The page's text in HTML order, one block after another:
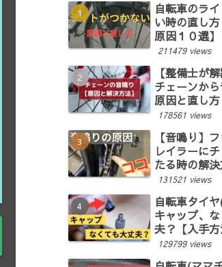
自転車のラ
い時の直し
原因１０選】
211479 views
【整備士が
チェーンか
原因と直し方
178561 views
【音鳴り】
レイラーに
たる時の解
131521 views
自転車タイ
キャップ、
夫？【入手方
129799 views